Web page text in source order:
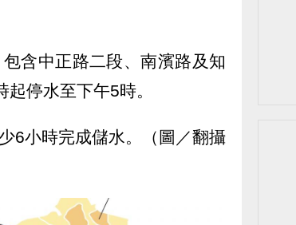
含中正路二段、南濱路及知
停水至下午5時。
6小時完成儲水。（圖／翻攝